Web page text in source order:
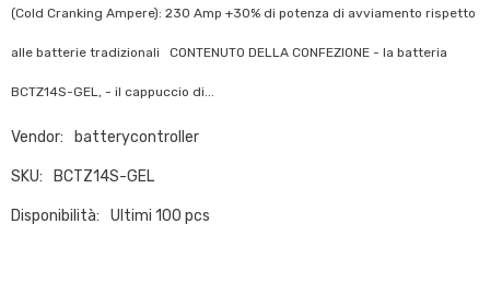
(Cold Cranking Ampere): 230 Amp +30% di potenza di avviamento rispetto
alle batterie tradizionali CONTENUTO DELLA CONFEZIONE - la batteria
BCTZ14S-GEL, - il cappuccio di...
Vendor: batterycontroller
SKU: BCTZ14S-GEL
Disponibilità: Ultimi 100 pcs